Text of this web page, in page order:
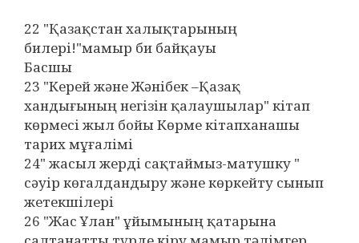
22 "Қазақстан халықтарының
билері!"мамыр би байқауы
Басшы
23 "Керей және Жәнібек –Қазақ
хандығының негізін қалаушылар" кітап
көрмесі жыл бойы Көрме кітапханашы
тарих мұғалімі
24" жасыл жерді сақтаймыз-матушку "
сәуір көгалдандыру және көркейту сынып
жетекшілері
26 "Жас Ұлан" ұйымының қатарына